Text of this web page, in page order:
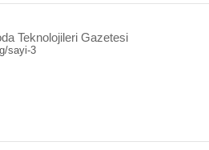
Teknolojileri Gazetesi
sayi-3